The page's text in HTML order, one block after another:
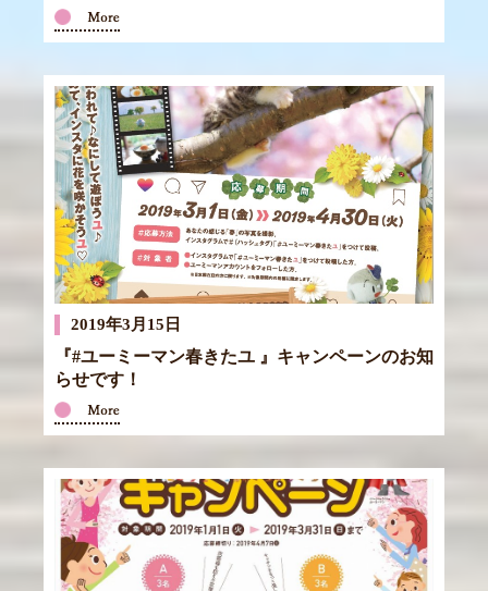
2019年3月15日
『#ユーミーマン春きたユ 』キャンペーンのお知
らせです！